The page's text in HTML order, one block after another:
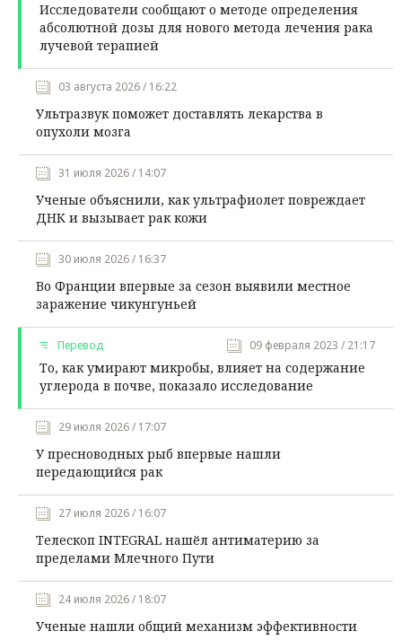
Исследователи сообщают о методе определения
абсолютной дозы для нового метода лечения рака
лучевой терапией
03 августа 2026 / 16:22
Ультразвук поможет доставлять лекарства в
опухоли мозга
31 июля 2026 / 14:07
Ученые объяснили, как ультрафиолет повреждает
ДНК и вызывает рак кожи
30 июля 2026 / 16:37
Во Франции впервые за сезон выявили местное
заражение чикунгуньей
Перевод 09 февраля 2023 / 21:17
То, как умирают микробы, влияет на содержание
углерода в почве, показало исследование
29 июля 2026 / 17:07
У пресноводных рыб впервые нашли
передающийся рак
27 июля 2026 / 16:07
Телескоп INTEGRAL нашёл антиматерию за
пределами Млечного Пути
24 июля 2026 / 18:07
Ученые нашли общий механизм эффективности